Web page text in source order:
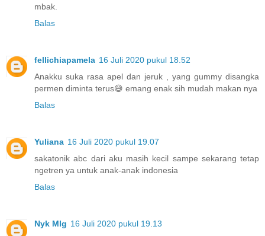
mbak.
Balas
fellichiapamela 16 Juli 2020 pukul 18.52
Anakku suka rasa apel dan jeruk , yang gummy disangka
permen diminta terus😅 emang enak sih mudah makan nya
Balas
Yuliana 16 Juli 2020 pukul 19.07
sakatonik abc dari aku masih kecil sampe sekarang tetap
ngetren ya untuk anak-anak indonesia
Balas
Nyk Mlg 16 Juli 2020 pukul 19.13